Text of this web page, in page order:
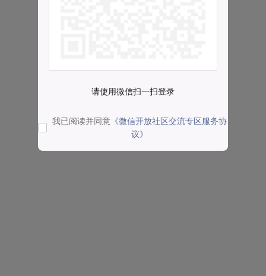
请使用微信扫一扫登录
我已阅读并同意 《微信开放社区交流专区服务协
议》